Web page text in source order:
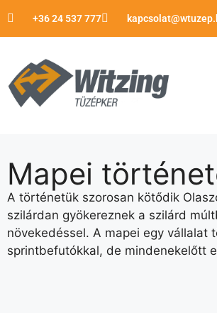
+36 24 537 777
Mapei
A történetük szorosan kötődik
szilárdan gyökereznek a szilárd
növekedéssel. A mapei egy vállalat
sprintbefutókkal, de mindenekelőtt